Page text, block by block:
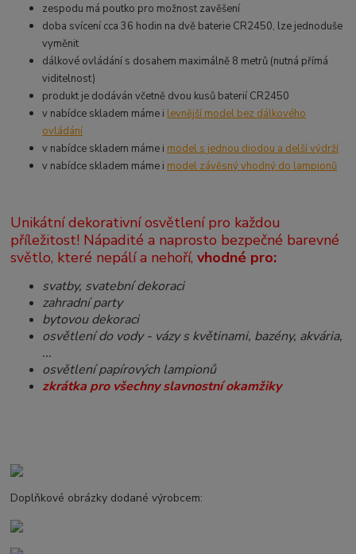
zespodu má poutko pro možnost zavěšení
doba svícení cca 36 hodin na dvě baterie CR2450, lze jednoduše
vyměnit
dálkové ovládání s dosahem maximálně 8 metrů (nutná přímá
viditelnost)
produkt je dodáván včetně dvou kusů baterií CR2450
v nabídce skladem máme i levnější model bez dálkového
ovládání
v nabídce skladem máme i model s jednou diodou a delší výdrží
v nabídce skladem máme i model závěsný vhodný do lampionů
Unikátní dekorativní osvětlení pro každou
příležitost! Nápadité a naprosto bezpečné barevné
světlo, které nepálí a nehoří,vhodné pro:
svatby, svatební dekoraci
zahradní party
bytovou dekoraci
osvětlení do vody - vázy s květinami, bazény, akvária,
...
osvětlení papírových lampionů
zkrátka pro všechny slavnostní okamžiky
Doplňkové obrázky dodané výrobcem: